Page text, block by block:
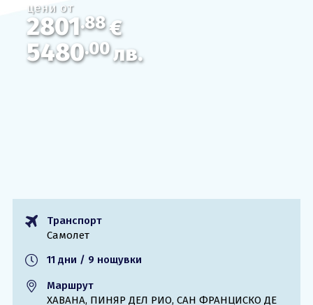
ЕКЗОТИКА
КРУИЗИ
LAST MINUTE
За нас - Ivi Travel
Банкова сметка
Политика за
цени от
2801.88€
5480.00лв.
Транспорт
Самолет
11 дни / 9 нощувки
Маршрут
ХАВАНА, ПИНЯР ДЕЛ РИО, САН ФРАНЦИСКО ДЕ